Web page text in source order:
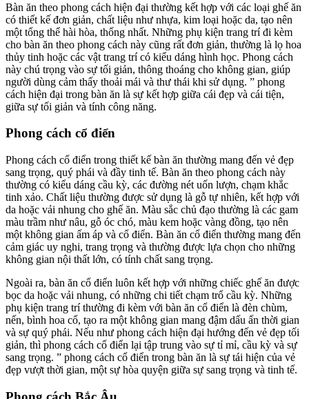
Bàn ăn theo phong cách hiện đại thường kết hợp với các loại ghế ăn
có thiết kế đơn giản, chất liệu như nhựa, kim loại hoặc da, tạo nên
một tổng thể hài hòa, thống nhất. Những phụ kiện trang trí đi kèm
cho bàn ăn theo phong cách này cũng rất đơn giản, thường là lọ hoa
thủy tinh hoặc các vật trang trí có kiểu dáng hình học. Phong cách
này chú trọng vào sự tối giản, thông thoáng cho không gian, giúp
người dùng cảm thấy thoải mái và thư thái khi sử dụng. ” phong
cách hiện đại trong bàn ăn là sự kết hợp giữa cái đẹp và cái tiện,
giữa sự tối giản và tính công năng.
Phong cách cổ điển
Phong cách cổ điển trong thiết kế bàn ăn thường mang đến vẻ đẹp
sang trọng, quý phái và đầy tinh tế. Bàn ăn theo phong cách này
thường có kiểu dáng cầu kỳ, các đường nét uốn lượn, chạm khắc
tinh xảo. Chất liệu thường được sử dụng là gỗ tự nhiên, kết hợp với
da hoặc vải nhung cho ghế ăn. Màu sắc chủ đạo thường là các gam
màu trầm như nâu, gỗ óc chó, màu kem hoặc vàng đồng, tạo nên
một không gian ấm áp và cổ điển. Bàn ăn cổ điển thường mang đến
cảm giác uy nghi, trang trọng và thường được lựa chọn cho những
không gian nội thất lớn, có tính chất sang trọng.
Ngoài ra, bàn ăn cổ điển luôn kết hợp với những chiếc ghế ăn được
bọc da hoặc vải nhung, có những chi tiết chạm trổ cầu kỳ. Những
phụ kiện trang trí thường đi kèm với bàn ăn cổ điển là đèn chùm,
nến, bình hoa cổ, tạo ra một không gian mang đậm dấu ấn thời gian
và sự quý phái. Nếu như phong cách hiện đại hướng đến vẻ đẹp tối
giản, thì phong cách cổ điển lại tập trung vào sự tỉ mỉ, cầu kỳ và sự
sang trọng. ” phong cách cổ điển trong bàn ăn là sự tái hiện của vẻ
đẹp vượt thời gian, một sự hòa quyện giữa sự sang trọng và tinh tế.